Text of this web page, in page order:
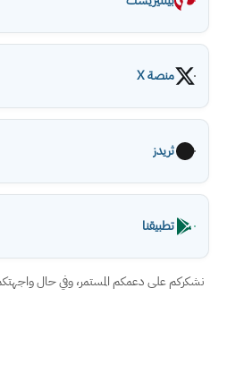
منصة X
ثريدز
تطبيقنا
نشكركم على دعمكم المستمر، وفي حال